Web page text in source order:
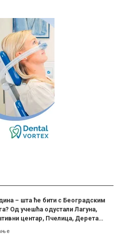
– шта ће бити с Београдским
Од учешћа одустали Лагуна,
центар, Пчелица, Дерета…